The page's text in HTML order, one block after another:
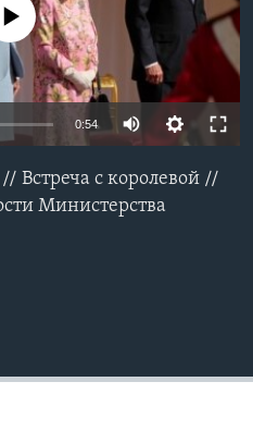
currently available
0:54
Встреча с королевой //
Министерства